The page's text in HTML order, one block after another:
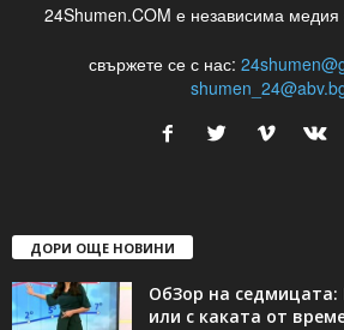
24Shumen.COM е независима
свържете се с нас:
ДОРИ ОЩЕ НОВИНИ
ОбЗор на седмицата:
или с каката от